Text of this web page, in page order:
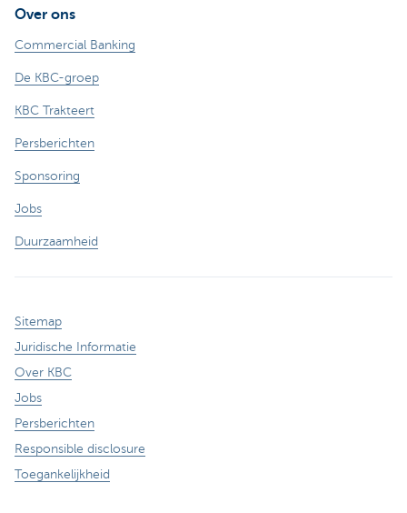
Over ons
Commercial Banking
De KBC-groep
KBC Trakteert
Persberichten
Sponsoring
Jobs
Duurzaamheid
Sitemap
Juridische Informatie
Over KBC
Jobs
Persberichten
Responsible disclosure
Toegankelijkheid